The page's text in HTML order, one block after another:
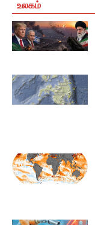
உலகம்